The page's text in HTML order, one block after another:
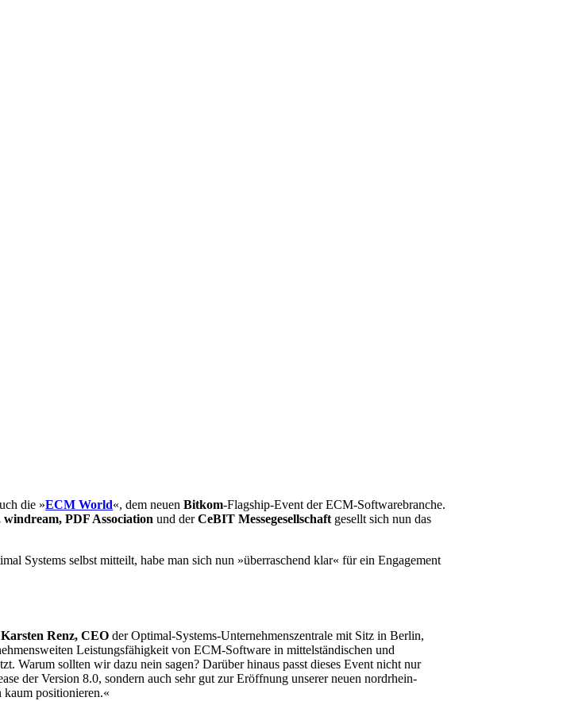
die »ECM World«, dem neuenBitkom-Flagship-Event der ECM-Softwarebranche.
PDF Association und derCeBIT Messegesellschaft gesellt sich nun das
Systems selbst mitteilt, habe man sich nun »überraschend klar« für ein Engagement
Karsten Renz, CEO der Optimal-Systems-Unternehmenszentrale mit Sitz in Berlin,
Leistungsfähigkeit von ECM-Software in mittelständischen und
Warum sollten wir dazu nein sagen? Darüber hinaus passt dieses Event nicht nur
der Version 8.0, sondern auch sehr gut zur Eröffnung unserer neuen nordrhein-
positionieren.«